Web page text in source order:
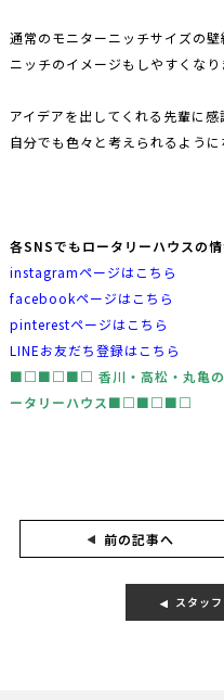
通常のモニターニッチサイズの
ニッチのイメージもしやすくなり
アイデアを出してくれる先輩に感
自分でも色々と考えられるよう
各SNSでもロータリーハウスの
instagramページはこちら
facebookページはこちら
pinterestページはこちら
LINEお友だち登録はこちら
■□■□■□ ⾹川・⾼松・丸⻲の
ータリーハウス■□■□■□
前の記事へ
スタッ